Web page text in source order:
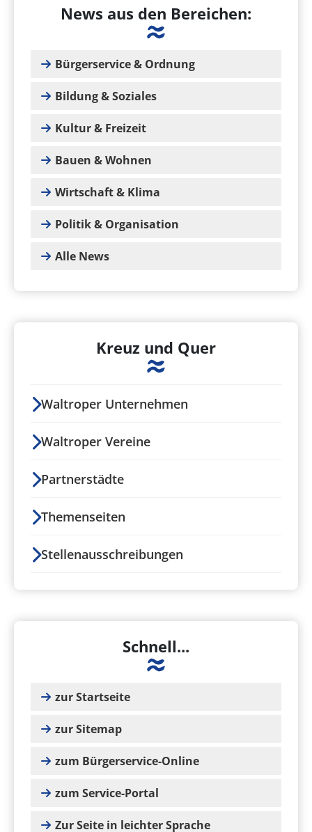
News aus den Bereichen:
Bürgerservice & Ordnung
Bildung & Soziales
Kultur & Freizeit
Bauen & Wohnen
Wirtschaft & Klima
Politik & Organisation
Alle News
Kreuz und Quer
Waltroper Unternehmen
Waltroper Vereine
Partnerstädte
Themenseiten
Stellenausschreibungen
Schnell...
zur Startseite
zur Sitemap
zum Bürgerservice-Online
zum Service-Portal
Zur Seite in leichter Sprache